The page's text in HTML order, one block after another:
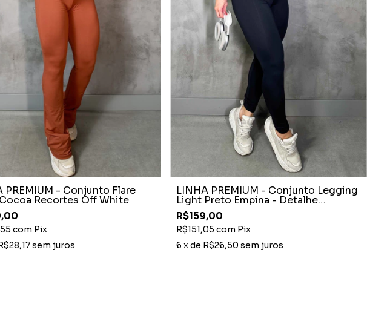
PREMIUM - Conjunto Flare
Recortes Off White
com Pix
sem juros
LINHA PREMIUM - Conjunto Legging
Light Preto Empina - Detalhe
Manguinhas
R$159,00
R$151,05com Pix
6 x de R$26,50 sem juros